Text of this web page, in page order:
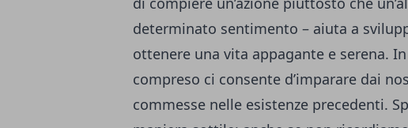
determinato sentimento – aiuta a
ottenere una vita appagante e serena.
compreso ci consente d’imparare dai
commesse nelle esistenze precedenti.